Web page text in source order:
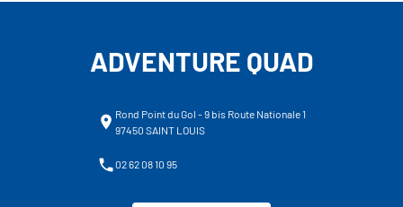
ADVENTURE QUAD
Rond Point du Gol - 9 bis Route Nationale 1
97450 SAINT LOUIS
02 62 08 10 95